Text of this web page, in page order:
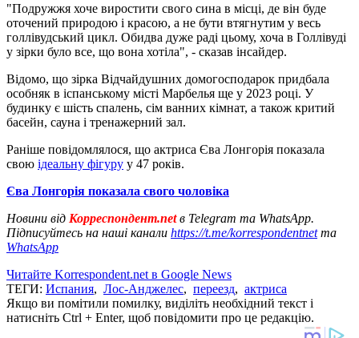
"Подружжя хоче виростити свого сина в місці, де він буде
оточений природою і красою, а не бути втягнутим у весь
голлівудський цикл. Обидва дуже раді цьому, хоча в Голлівуді
у зірки було все, що вона хотіла", - сказав інсайдер.
Відомо, що зірка Відчайдушних домогосподарок придбала
особняк в іспанському місті Марбелья ще у 2023 році. У
будинку є шість спалень, сім ванних кімнат, а також критий
басейн, сауна і тренажерний зал.
Раніше повідомлялося, що актриса Єва Лонгорія показала
свою ідеальну фігуру у 47 років.
Єва Лонгорія показала свого чоловіка
Новини від Корреспондент.netв Telegram та WhatsApp.
Підписуйтесь на наші канали https://t.me/korrespondentnetта
WhatsApp
Читайте Korrespondent.net в Google News
ТЕГИ: Испания, Лос-Анджелес, переезд, актриса
Якщо ви помітили помилку, виділіть необхідний текст і
натисніть Ctrl + Enter, щоб повідомити про це редакцію.